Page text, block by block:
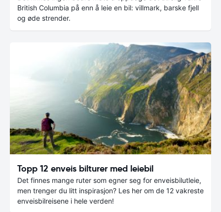
British Columbia på enn å leie en bil: villmark, barske fjell
og øde strender.
Topp 12 enveis bilturer med leiebil
Det finnes mange ruter som egner seg for enveisbilutleie,
men trenger du litt inspirasjon? Les her om de 12 vakreste
enveisbilreisene i hele verden!